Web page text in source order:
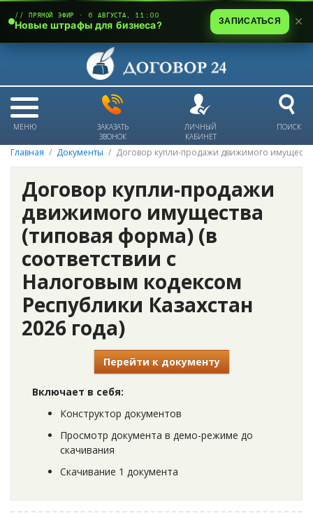
МЕНЮ
ЗАКАЗАТЬ
ЗВОНОК
ЛИЧНЫЙ
КАБИНЕТ
ПОИСК
Главная Документы Договор купли-продажи движимого
Договор купли-продажи
движимого имущества
(типовая форма) (в
соответствии с
Налоговым кодексом
Республики Казахстан
2026 года)
Перейти к документу
Включает в себя:
Конструктор документов
Просмотр документа в демо-режиме до
скачивания
Скачивание 1 документа
// ПРЯМОЙ ЭФИР · 6 АВГУСТА, 11:00
Новые штрафы для бизнеса? ЗАПИСАТЬСЯ